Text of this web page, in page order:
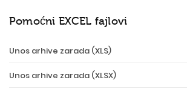
Pomoćni EXCEL fajlovi
Unos arhive zarada (XLS)
Unos arhive zarada (XLSX)